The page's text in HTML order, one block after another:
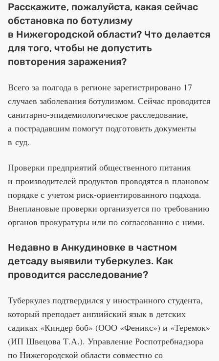
Расскажите, пожалуйста, какая сейчас
обстановка по ботулизму
в Нижегородской области? Что делается
для того, чтобы не допустить
повторения заражения?
Всего за полгода в регионе зарегистрировано 17
случаев заболевания ботулизмом. Сейчас проводится
санитарно-эпидемиологическое расследование,
а пострадавшим помогут подготовить документы
в суд.
Проверки предприятий общественного питания
и производителей продуктов проводятся в плановом
порядке с учетом риск-ориентированного подхода.
Внеплановые проверки организуется по требованию
органов прокуратуры или по согласованию с ними.
Недавно в Анкудиновке в частном
детсаду выявили туберкулез. Как
проводится расследование?
Туберкулез подтвердился у иностранного студента,
который преподает английский язык в детских
садиках «Киндер боб» (ООО «Феникс») и «Теремок»
(ИП Швецова Т.А.). Управление Роспотребнадзора
по Нижегородской области совместно со